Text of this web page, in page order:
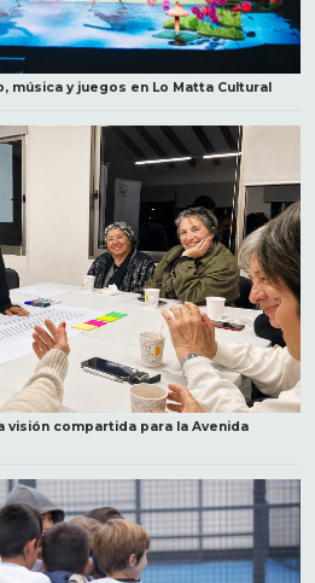
música y juegos en Lo Matta Cultural
visión compartida para la Avenida